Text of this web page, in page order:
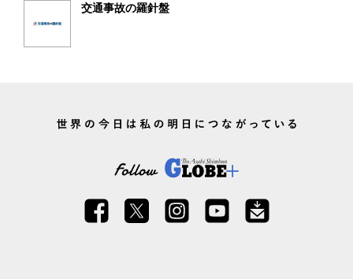
交通事故の羅針盤